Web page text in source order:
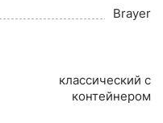
Brayer
классический с
контейнером